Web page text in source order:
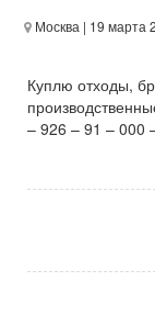
Москва | 19 марта
Куплю отходы,
– 926 – 91 – 000